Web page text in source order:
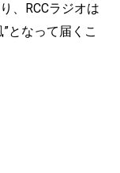
、RCCラジオは
となって届くこ